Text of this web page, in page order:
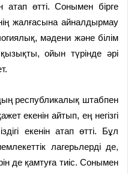
атап өтті. Сонымен бірге
жалғасына айналдырмау
мәдени және білім
ойын түрінде әрі
республикалық штабпен
екенін айтып, ең негізгі
екенін атап өтті. Бұл
лагерьлерді де,
де қамтуға тиіс. Сонымен